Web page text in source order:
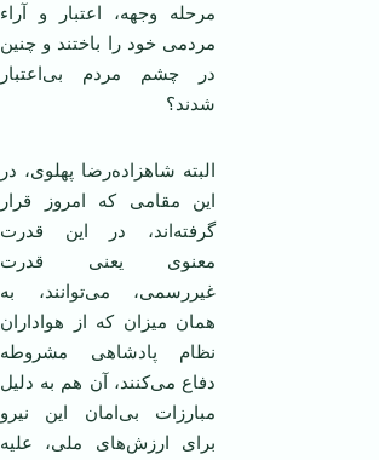
مرحله وجهه، اعتبار و آراء
مردمی خود را باختند و چنین
در چشم مردم بی‌اعتبار
شدند؟
البته شاهزاده‌رضا پهلوی، در
این مقامی که امروز قرار
گرفته‌اند، در این قدرت
معنوی یعنی قدرت
غیررسمی، می‌توانند، به
همان میزان که از هواداران
نظام پادشاهی مشروطه
دفاع می‌کنند، آن هم به دلیل
مبارزات بی‌امان این نیرو
برای ارزش‌های ملی، علیه